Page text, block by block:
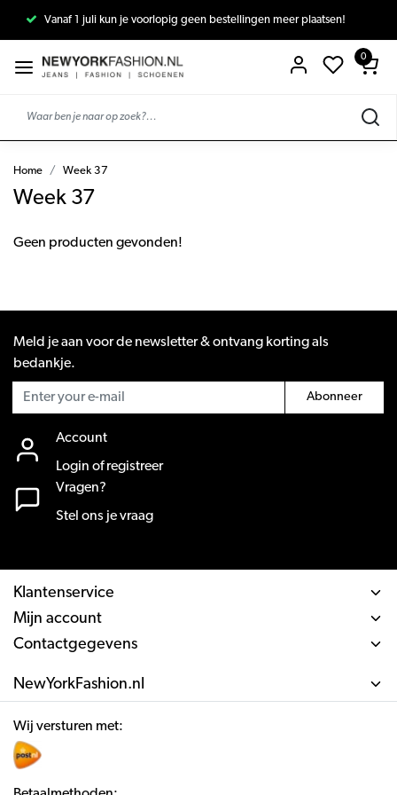
Vanaf 1 juli kun je voorlopig geen bestellingen meer plaatsen!
0
Home Week 37
Week 37
Geen producten gevonden!
Meld je aan voor de newsletter & ontvang korting als
bedankje.
Abonneer
Account
Login of registreer
Vragen?
Stel ons je vraag
Klantenservice
Mijn account
Contactgegevens
NewYorkFashion.nl
Wij versturen met: